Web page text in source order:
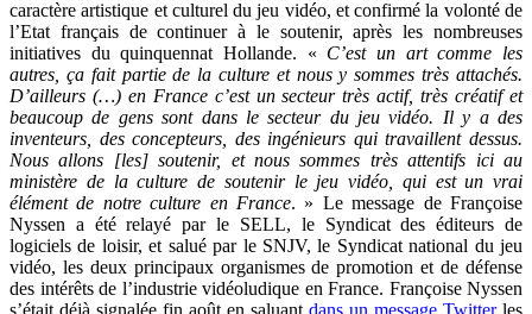
caractère artistique et culturel du jeu vidéo, et confirmé la volonté de
l’Etat français de continuer à le soutenir, après les nombreuses
initiatives du quinquennat Hollande. « C’est un art comme les
autres, ça fait partie de la culture et nous y sommes très attachés.
D’ailleurs (…) en France c’est un secteur très actif, très créatif et
beaucoup de gens sont dans le secteur du jeu vidéo. Il y a des
inventeurs, des concepteurs, des ingénieurs qui travaillent dessus.
Nous allons [les] soutenir, et nous sommes très attentifs ici au
ministère de la culture de soutenir le jeu vidéo, qui est un vrai
élément de notre culture en France. » Le message de Françoise
Nyssen a été relayé par le SELL, le Syndicat des éditeurs de
logiciels de loisir, et salué par le SNJV, le Syndicat national du jeu
vidéo, les deux principaux organismes de promotion et de défense
des intérêts de l’industrie vidéoludique en France. Françoise Nyssen
s’était déjà signalée fin août en saluant dans un message Twitterles